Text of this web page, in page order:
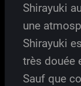
Shirayuki
une
Shirayuki
très douée
Sauf que